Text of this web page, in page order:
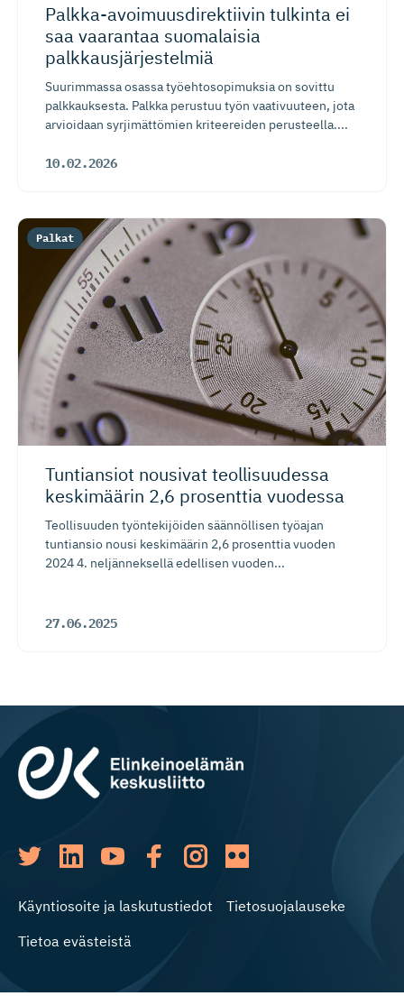
Palkka-avoi­muus­di­rek­tiivin tulkinta ei
saa vaarantaa suomalaisia
palkkausjär­jestelmiä
Suurimmassa osassa työehtosopimuksia on sovittu
palkkauksesta. Palkka perustuu työn vaativuuteen, jota
arvioidaan syrjimättömien kriteereiden perusteella....
10.02.2026
Tuntiansiot nousivat teollisuudessa
keskimäärin 2,6 prosenttia vuodessa
Teollisuuden työntekijöiden säännöllisen työajan
tuntiansio nousi keskimäärin 2,6 prosenttia vuoden
2024 4. neljänneksellä edellisen vuoden...
27.06.2025
Palkat
Käyntiosoite ja laskutustiedot
Tietosuojalauseke
Tietoa evästeistä